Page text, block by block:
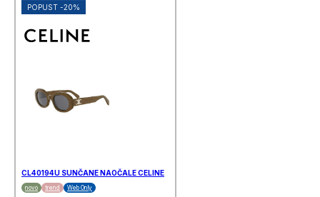
POPUST -20%
CL40194U SUNČANE NAOČALE CELINE
novo trend Web Only